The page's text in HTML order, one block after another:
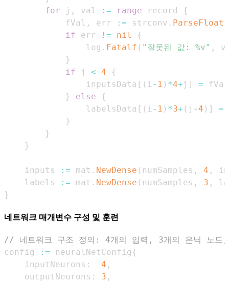
for j , val := range record
{
            fVal
, err := strconv . ParseFloat
if err != nil
{
                log
. Fatalf ( "잘못된 값: %v" ,
}
if j < 4
{
                inputsData
[ ( i- 1 ) *4+j ] =
}
else
{
                labelsData
[ ( i- 1 ) *3+ ( j -4 ) ] =
}
}
}
    inputs
:= mat . NewDense ( numSamples , 4 ,
    labels
:= mat . NewDense ( numSamples , 3 ,
}
네트워크 매개변수 구성 및 훈련
// 네트워크 구조 정의: 4개의 입력, 3개의 은닉 노드,
config
:= neuralNetConfig {
    inputNeurons
: 4 ,
    outputNeurons
: 3 ,